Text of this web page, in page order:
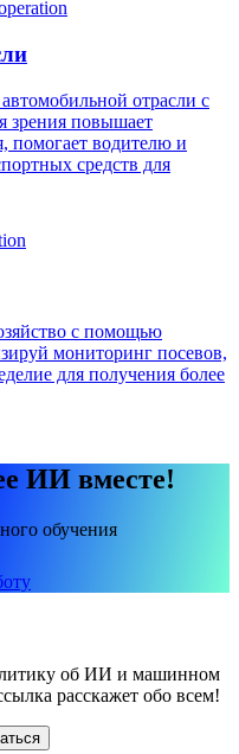
отрасли с
зрения повышает
помогает водителю и
средств для
с помощью
мониторинг посевов,
для получения более
ИИ вместе!
обучения
об ИИ и машинном
расскажет обо всем!